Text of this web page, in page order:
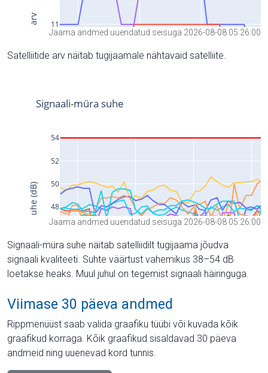
Jaama andmed uuendatud seisuga 2026-08-08 05:26:00
Satelliitide arv näitab tugijaamale nähtavaid satelliite.
Jaama andmed uuendatud seisuga 2026-08-08 05:26:00
Signaali-müra suhe näitab satelliidilt tugijaama jõudva
signaali kvaliteeti. Suhte väärtust vahemikus 38–54 dB
loetakse heaks. Muul juhul on tegemist signaali häiringuga.
Viimase 30 päeva andmed
Rippmenüüst saab valida graafiku tüübi või kuvada kõik
graafikud korraga. Kõik graafikud sisaldavad 30 päeva
andmeid ning uuenevad kord tunnis.